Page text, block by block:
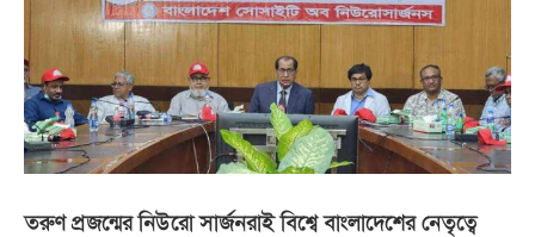
তরুণ প্রজন্মের নিউরো সার্জনরাই বিশ্বে বাংলাদেশের নেতৃত্বে